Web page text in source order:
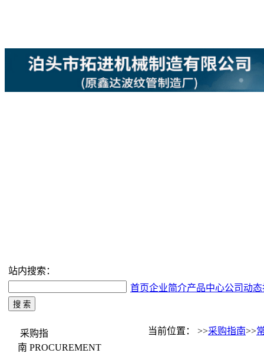
站内搜索：
首页企业简介产品中心公司动态
采购指
南 PROCUREMENT
当前位置： >>采购指南>>